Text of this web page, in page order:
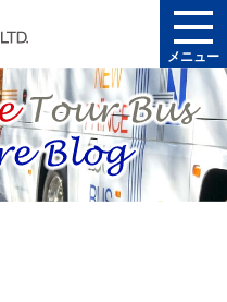
メニュー